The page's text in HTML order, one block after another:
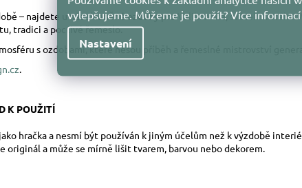
vylepšujeme. Můžeme je použít? Více informací
Nastavení
– najdete u nás skleněné ozdoby pro Velikonoce, svátek svatého
tradici a poctivé řemeslo.
s ozdobami, které nesou příběh a řemeslné mistrovství
.
K POUŽITÍ
hračka a nesmí být používán k jiným účelům než k výzdobě
originál a může se mírně lišit tvarem, barvou nebo dekorem.